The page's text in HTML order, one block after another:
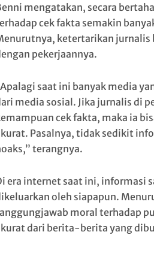
mengatakan, secara
cek fakta semakin
ketertarikan jurnalis
pekerjaannya.
saat ini banyak media
media sosial. Jika jurnalis di
cek fakta, maka ia
Pasalnya, tidak sedikit
terangnya.
era internet saat ini, informasi
oleh siapapun.
moral terhadap
dari berita-berita yang